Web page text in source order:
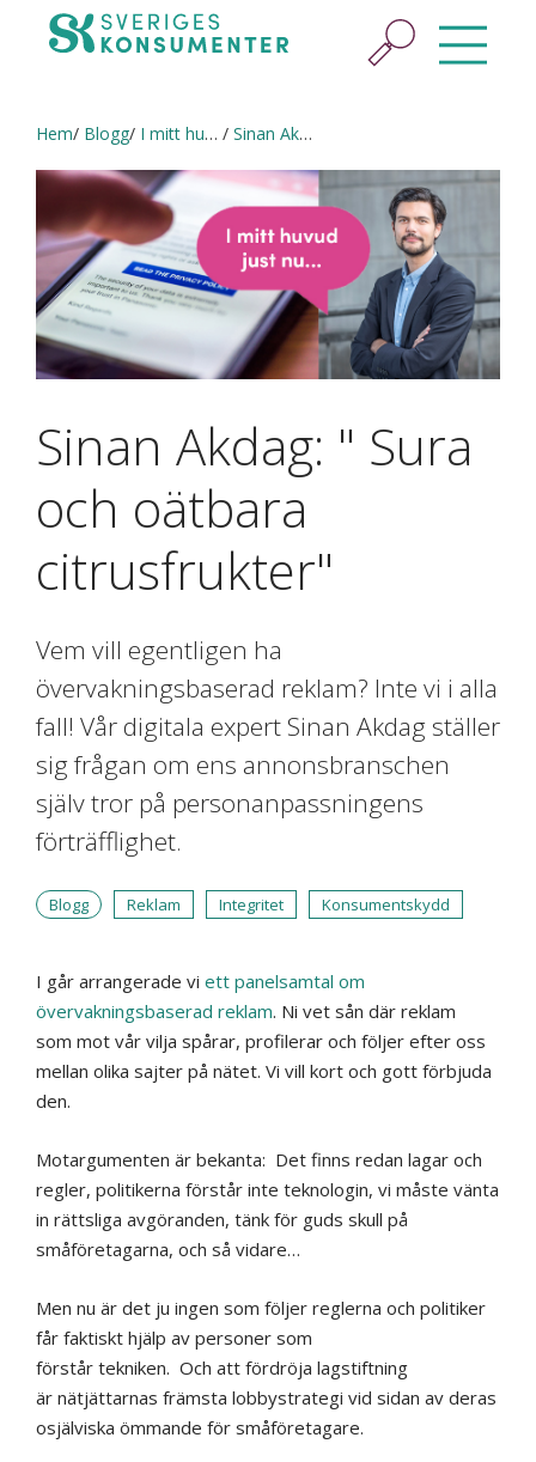
Hem Blogg I mitt huvud just nu… Sinan Akdag: " Sura och oätbara citrusfrukter"
Sinan Akdag: " Sura
och oätbara
citrusfrukter"
Vem vill egentligen ha
övervakningsbaserad reklam? Inte vi i alla
fall! Vår digitala expert Sinan Akdag ställer
sig frågan om ens annonsbranschen
själv tror på personanpassningens
förträfflighet.
Blogg Reklam Integritet Konsumentskydd
I går arrangerade vi ett panelsamtal om
övervakningsbaserad reklam. Ni vet sån där reklam
som mot vår vilja spårar, profilerar och följer efter oss
mellan olika sajter på nätet. Vi vill kort och gott förbjuda
den.
Motargumenten är bekanta: Det finns redan lagar och
regler, politikerna förstår inte teknologin, vi måste vänta
in rättsliga avgöranden, tänk för guds skull på
småföretagarna, och så vidare…
Men nu är det ju ingen som följer reglerna och politiker
får faktiskt hjälp av personer som
förstår tekniken. Och att fördröja lagstiftning
är nätjättarnas främsta lobbystrategi vid sidan av deras
osjälviska ömmande för småföretagare.